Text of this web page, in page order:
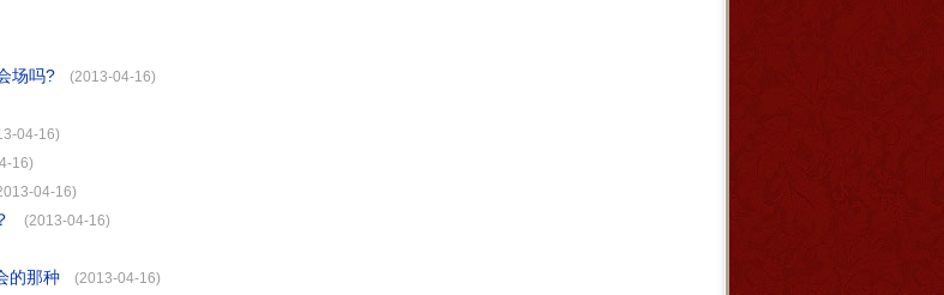
场吗? (2013-04-16)
04-16)
16)
04-16)
(2013-04-16)
的那种 (2013-04-16)